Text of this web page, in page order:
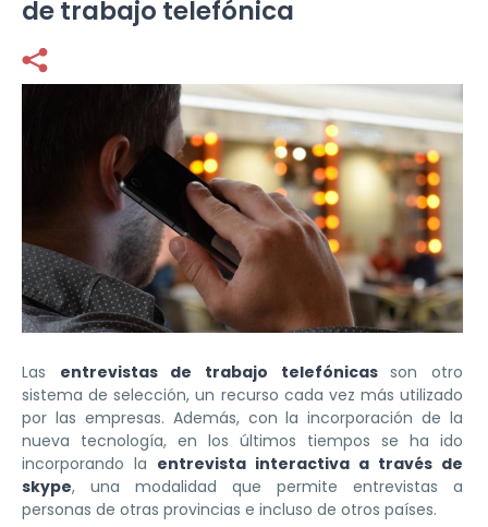
de trabajo telefónica
Las entrevistas de trabajo telefónicasson otro
sistema de selección, un recurso cada vez más utilizado
por las empresas. Además, con la incorporación de la
nueva tecnología, en los últimos tiempos se ha ido
incorporando la entrevista interactiva a través de
skype, una modalidad que permite entrevistas a
personas de otras provincias e incluso de otros países.